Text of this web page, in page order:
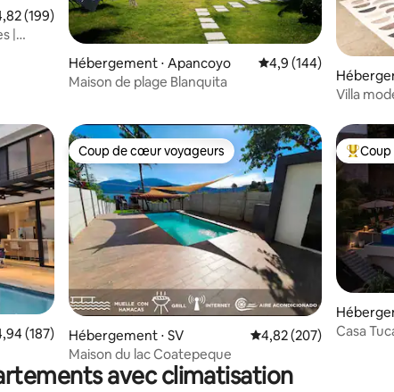
: 4,91 sur 5
moyenne sur la base de 199 commentaires : 4,82 sur 5
(199)
|
Hébergement ⋅ Apancoyo Évaluation moyenne
4,9 (144)
Maison de plage Blanquita
Villa
: 4,96 sur 5
moyenne sur la base de 187 commentaires : 4,94 sur 5
(187)
Coup de cœur voyageurs
Coup de cœur voyageurs
Hébergement ⋅ SV Évaluation moyenne
4,82 (207)
Maison du lac Coatepeque
Coups
Casa
avec climatisation